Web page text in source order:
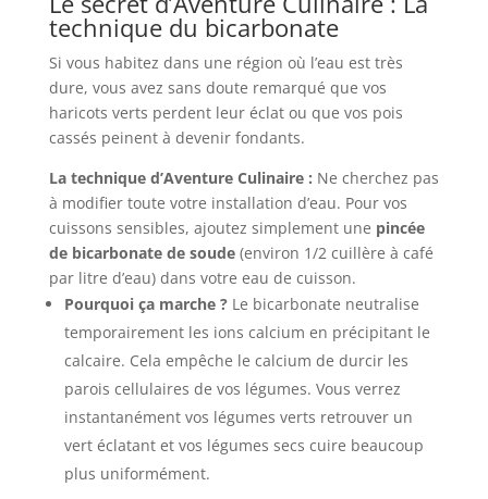
technique du bicarbonate
Si vous habitez dans une région où l’eau est très
dure, vous avez sans doute remarqué que vos
haricots verts perdent leur éclat ou que vos pois
cassés peinent à devenir fondants.
La technique d’Aventure Culinaire : Ne cherchez pas
à modifier toute votre installation d’eau. Pour vos
cuissons sensibles, ajoutez simplement une pincée
de bicarbonate de soude(environ 1/2 cuillère à café
par litre d’eau) dans votre eau de cuisson.
Pourquoi ça marche ?Le bicarbonate neutralise
temporairement les ions calcium en précipitant le
calcaire. Cela empêche le calcium de durcir les
parois cellulaires de vos légumes. Vous verrez
instantanément vos légumes verts retrouver un
vert éclatant et vos légumes secs cuire beaucoup
plus uniformément.